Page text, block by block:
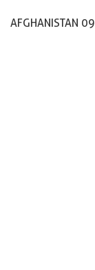
AFGHANISTAN